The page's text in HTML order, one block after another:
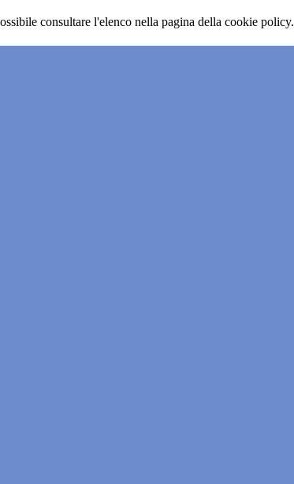
consultare l'elenco nella pagina della cookie policy.